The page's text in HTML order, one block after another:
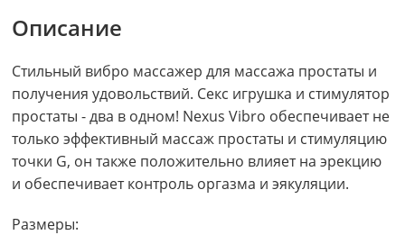
Описание
Стильный вибро массажер для массажа простаты и
получения удовольствий. Секс игрушка и стимулятор
простаты - два в одном! Nexus Vibro обеспечивает не
только эффективный массаж простаты и стимуляцию
точки G, он также положительно влияет на эрекцию
и обеспечивает контроль оргазма и эякуляции.
Размеры: